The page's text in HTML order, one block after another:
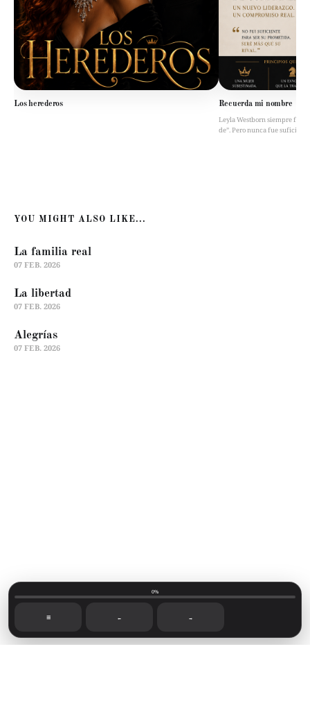
☰ ←
0%
→
Los herederos Recuerda mi nombre
Leyla Westborn siempre fue
de”. Pero nunca fue
YOU MIGHT ALSO LIKE...
La familia real
07 FEB. 2026
La libertad
07 FEB. 2026
Alegrías
07 FEB. 2026